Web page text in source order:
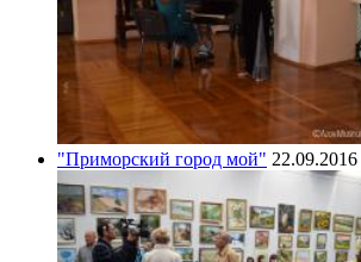
"Приморский город мой" 22.09.2016